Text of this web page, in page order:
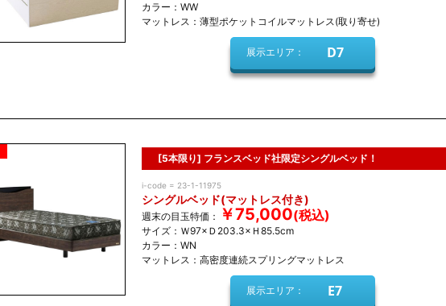
カラー：WW
マットレス：薄型ポケットコイルマットレス(取り寄せ)
展示エリア： D7
[5本限り] フランスベッド社限定シングルベッド！
i-code = 23-1-11975
シングルベッド(マットレス付き)
週末の目玉特価： ￥75,000
サイズ：Ｗ97×Ｄ203.3×Ｈ85.5cm
カラー：WN
マットレス：高密度連続スプリングマットレス
展示エリア： E7